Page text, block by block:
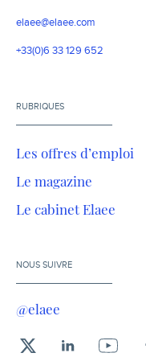
elaee@elaee.com
+33(0)6 33 129 652
RUBRIQUES
Les offres d’emploi
Le magazine
Le cabinet Elaee
NOUS SUIVRE
@elaee